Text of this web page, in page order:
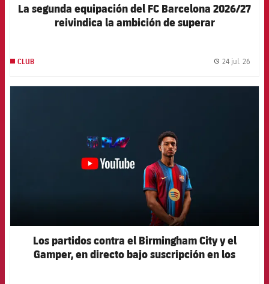
La segunda equipación del FC Barcelona 2026/27
reivindica la ambición de superar
CLUB 24 jul. 26
Los partidos contra el Birmingham City y el
Gamper, en directo bajo suscripción en los